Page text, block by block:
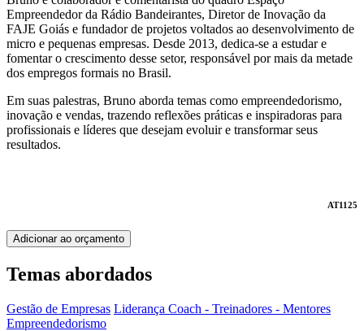
Empreendedor da Rádio Bandeirantes, Diretor de Inovação da
FAJE Goiás e fundador de projetos voltados ao desenvolvimento de
micro e pequenas empresas. Desde 2013, dedica-se a estudar e
fomentar o crescimento desse setor, responsável por mais da metade
dos empregos formais no Brasil.
Em suas palestras, Bruno aborda temas como empreendedorismo,
inovação e vendas, trazendo reflexões práticas e inspiradoras para
profissionais e líderes que desejam evoluir e transformar seus
resultados.
AT1125
Adicionar ao orçamento
Temas abordados
Gestão de Empresas Liderança Coach - Treinadores - Mentores
Empreendedorismo